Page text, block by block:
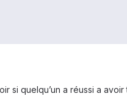
si quelqu’un a réussi a